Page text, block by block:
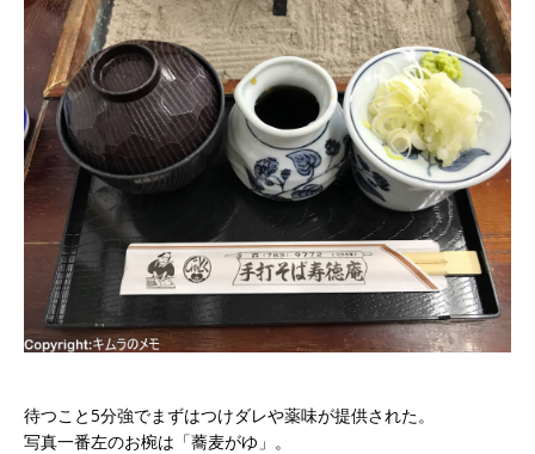
待つこと5分強でまずはつけダレや薬味が提供された。
写真一番左のお椀は「蕎麦がゆ」。